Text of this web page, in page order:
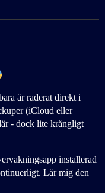
är raderat direkt i
(iCloud eller
- dock lite krångligt
installerad
Lär mig den